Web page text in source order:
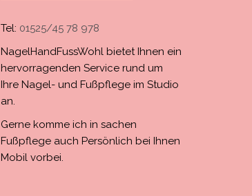
Tel: 01525/45 78 978
NagelHandFussWohl bietet Ihnen ein
hervorragenden Service rund um
Ihre Nagel- und Fußpflege im Studio
an.
Gerne komme ich in sachen
Fußpflege auch Persönlich bei Ihnen
Mobil vorbei.